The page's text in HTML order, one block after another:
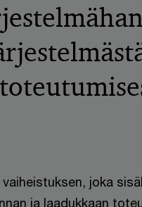
joka
ja laadukkaan